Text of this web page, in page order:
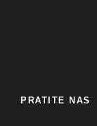
PRATITE NAS